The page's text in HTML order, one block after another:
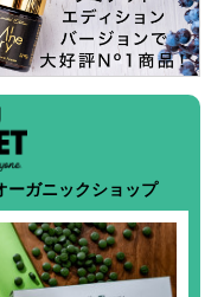
ーガニックショップ